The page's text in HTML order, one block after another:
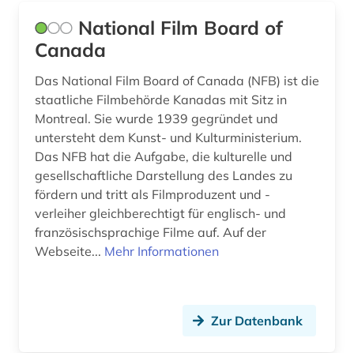
National Film Board of
Canada
Das National Film Board of Canada (NFB) ist die
staatliche Filmbehörde Kanadas mit Sitz in
Montreal. Sie wurde 1939 gegründet und
untersteht dem Kunst- und Kulturministerium.
Das NFB hat die Aufgabe, die kulturelle und
gesellschaftliche Darstellung des Landes zu
fördern und tritt als Filmproduzent und -
verleiher gleichberechtigt für englisch- und
französischsprachige Filme auf. Auf der
Webseite... Mehr Informationen
Zur Datenbank